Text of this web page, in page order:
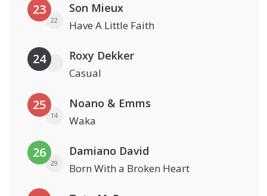
23
22
Son Mieux
Have A Little Faith
24 Roxy Dekker
Casual
25
14
Noano & Emms
Waka
26
29
Damiano David
Born With a Broken Heart